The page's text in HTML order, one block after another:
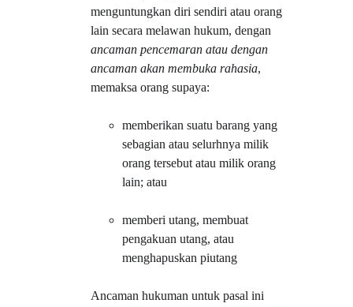
menguntungkan diri sendiri atau orang
lain secara melawan hukum, dengan
ancaman pencemaran atau dengan
ancaman akan membuka rahasia,
memaksa orang supaya:
memberikan suatu barang yang
sebagian atau selurhnya milik
orang tersebut atau milik orang
lain; atau
memberi utang, membuat
pengakuan utang, atau
menghapuskan piutang
Ancaman hukuman untuk pasal ini